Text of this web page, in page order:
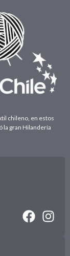
chileno, en estos
la gran Hilandería